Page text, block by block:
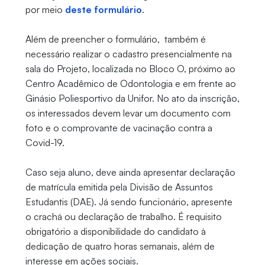
por meio deste formulário.
Além de preencher o formulário, também é
necessário realizar o cadastro presencialmente na
sala do Projeto, localizada no Bloco O, próximo ao
Centro Acadêmico de Odontologia e em frente ao
Ginásio Poliesportivo da Unifor. No ato da inscrição,
os interessados devem levar um documento com
foto e o comprovante de vacinação contra a
Covid-19.
Caso seja aluno, deve ainda apresentar declaração
de matrícula emitida pela Divisão de Assuntos
Estudantis (DAE). Já sendo funcionário, apresente
o crachá ou declaração de trabalho. É requisito
obrigatório a disponibilidade do candidato à
dedicação de quatro horas semanais, além de
interesse em ações sociais.